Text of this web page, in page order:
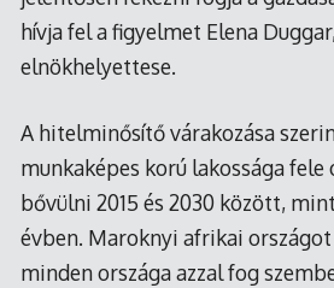
hívja fel a figyelmet Elena
elnökhelyettese.
A hitelminősítő várakozása
munkaképes korú lakossága
bővülni 2015 és 2030 között,
évben. Maroknyi afrikai
minden országa azzal fog